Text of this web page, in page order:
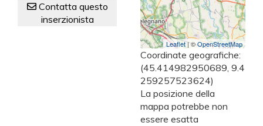
Contatta questo
inserzionista
Leaflet| ©OpenStreetMap
Coordinate geografiche:
(45.414982950689, 9.4
259257523624)
La posizione della
mappa potrebbe non
essere esatta